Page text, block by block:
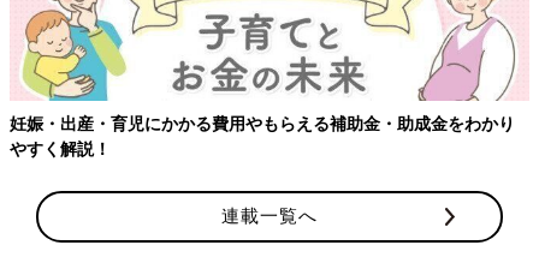
【ワクチン接種できるものも】妊婦の感染症対策、知っておいて！
連載一覧へ